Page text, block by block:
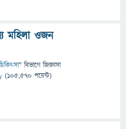
মহিলা ওজন
" বিভাগে জিজ্ঞাসা
(105,570 পয়েন্ট)